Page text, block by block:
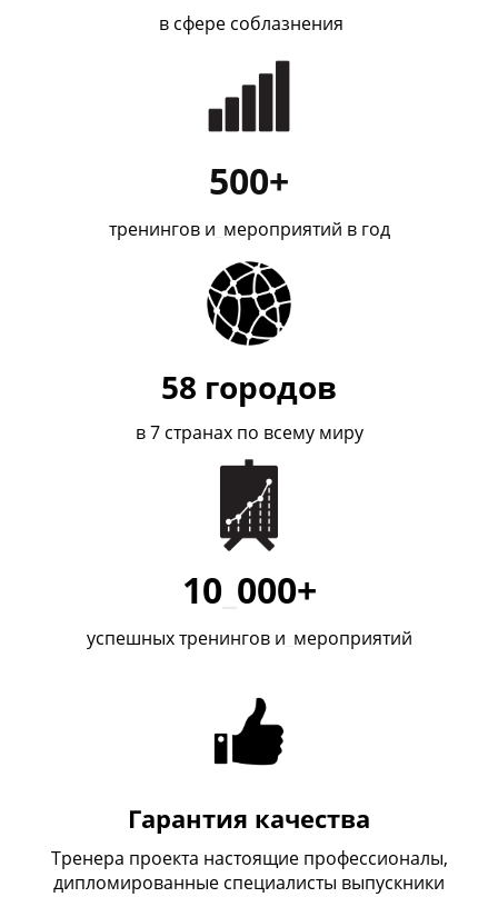
в сфере соблазнения
500+
тренингов и мероприятий в год
58 городов
в 7 странах по всему миру
10_ 000+
успешных тренингов и мероприятий
Гарантия качества
Тренера проекта настоящие профессионалы,
дипломированные специалисты выпускники